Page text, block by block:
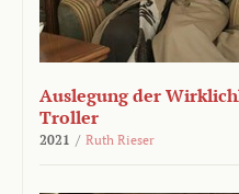
Auslegung der
Troller
2021 / Ruth Rieser